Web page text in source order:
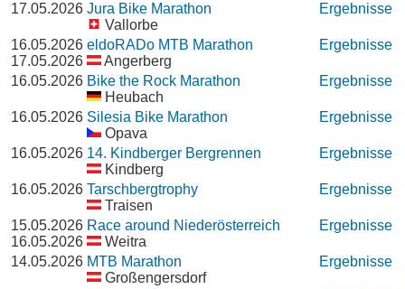
17.05.2026 Jura Bike Marathon
Vallorbe
Ergebnisse
16.05.2026
17.05.2026
eldoRADo MTB Marathon
Angerberg
Ergebnisse
16.05.2026 Bike the Rock Marathon
Heubach
Ergebnisse
16.05.2026 Silesia Bike Marathon
Opava
Ergebnisse
16.05.2026 14. Kindberger Bergrennen
Kindberg
Ergebnisse
16.05.2026 Tarschbergtrophy
Traisen
Ergebnisse
15.05.2026
16.05.2026
Race around Niederösterreich
Weitra
Ergebnisse
14.05.2026 MTB Marathon
Großengersdorf
Ergebnisse